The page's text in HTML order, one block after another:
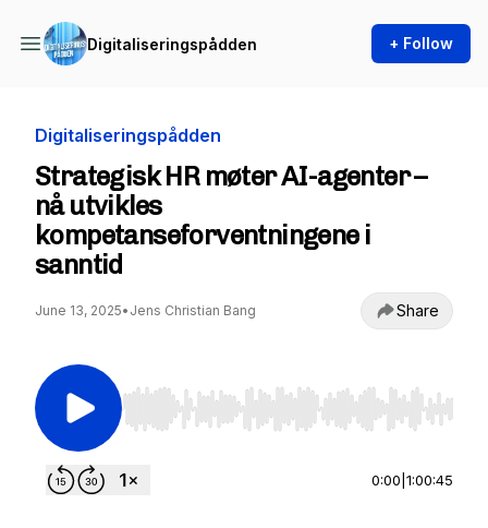
Digitaliseringspådden + Follow
Digitaliseringspådden
Strategisk HR møter AI-agenter –
nå utvikles
kompetanseforventningene i
sanntid
June 13, 2025• Jens Christian Bang Share
Use Left/Right to seek, Home/End to jump to
0:00 1:00:45